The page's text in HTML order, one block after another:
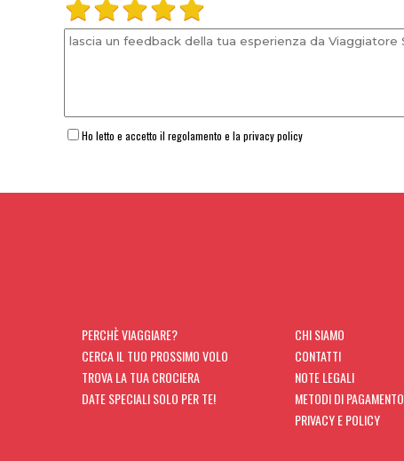
Ho letto e accetto il regolamento e la privacy policy
PERCHÈ VIAGGIARE?
CERCA IL TUO PROSSIMO VOLO
TROVA LA TUA CROCIERA
DATE SPECIALI SOLO PER TE!
CHI SIAMO
CONTATTI
NOTE LEGALI
METODI DI PAGAMENTO
PRIVACY E POLICY